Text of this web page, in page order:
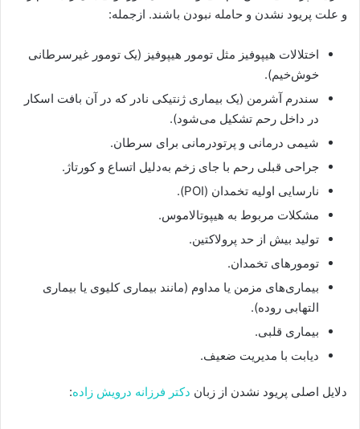
و علت پریود نشدن و حامله نبودن باشند. ازجمله:
اختلالات هیپوفیز مثل تومور هیپوفیز (یک تومور غیرسرطانی
خوش‌خیم).
سندرم آشرمن (یک بیماری ژنتیکی نادر که در آن بافت اسکار
در داخل رحم تشکیل می‌شود).
شیمی درمانی و پرتودرمانی برای سرطان.
جراحی قبلی رحم با جای زخم به‌دلیل اتساع و کورتاژ.
نارسایی اولیه تخمدان (POI).
مشکلات مربوط به هیپوتالاموس.
تولید بیش از حد پرولاکتین.
تومورهای تخمدان.
بیماری‌های مزمن یا مداوم (مانند بیماری کلیوی یا بیماری
التهابی روده).
بیماری قلبی.
دیابت با مدیریت ضعیف.
دلایل اصلی پریود نشدن از زبان دکتر فرزانه درویش زاده: